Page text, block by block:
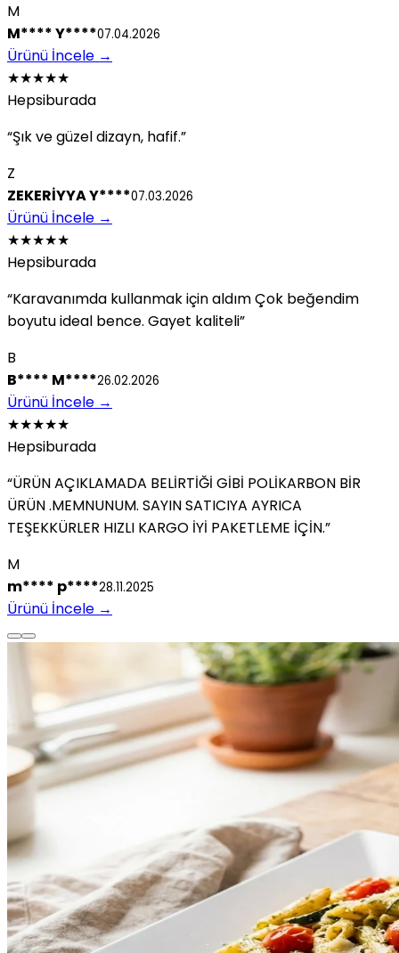
M
M**** Y****07.04.2026
Ürünü İncele →
★★★★★
Hepsiburada
“Şık ve güzel dizayn, hafif.”
Z
ZEKERİYYA Y****07.03.2026
Ürünü İncele →
★★★★★
Hepsiburada
“Karavanımda kullanmak için aldım Çok beğendim
boyutu ideal bence. Gayet kaliteli”
B
B**** M****26.02.2026
Ürünü İncele →
★★★★★
Hepsiburada
“ÜRÜN AÇIKLAMADA BELİRTİĞİ GİBİ POLİKARBON BİR
ÜRÜN .MEMNUNUM. SAYIN SATICIYA AYRICA
TEŞEKKÜRLER HIZLI KARGO İYİ PAKETLEME İÇİN.”
M
m**** p****28.11.2025
Ürünü İncele →